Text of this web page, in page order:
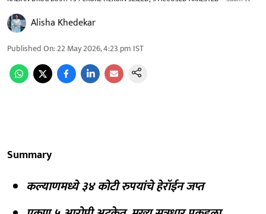
Alisha Khedekar
Published On:22 May 2026, 4:23 pm IST
Summary
कल्याणमध्ये ३४ कोटी रुपयांचे हेरॉईन जप्त